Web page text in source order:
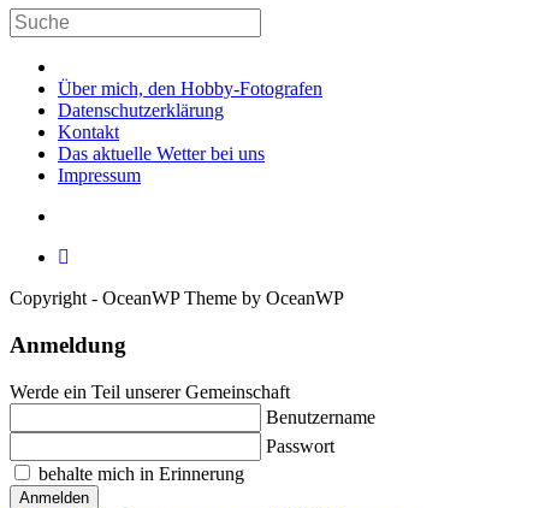
Über mich, den Hobby-Fotografen
Datenschutzerklärung
Kontakt
Das aktuelle Wetter bei uns
Impressum
Copyright - OceanWP Theme by OceanWP
Anmeldung
Werde ein Teil unserer Gemeinschaft
Benutzername
Passwort
behalte mich in Erinnerung
Anmelden